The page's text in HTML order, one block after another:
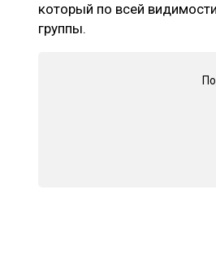
который по всей
группы.